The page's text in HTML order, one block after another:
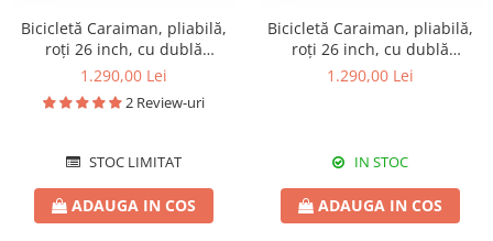
Bicicletă Caraiman, pliabilă,
roți 26 inch, cu dublă
suspensie, frâne pe disc,
albastră
1.290,00 Lei
2 Review-uri
STOC LIMITAT
ADAUGA IN COS
Bicicletă Caraiman, pliabilă,
roți 26 inch, cu dublă
suspensie, frâne pe disc,
1.290,00 Lei
IN STOC
ADAUGA IN COS